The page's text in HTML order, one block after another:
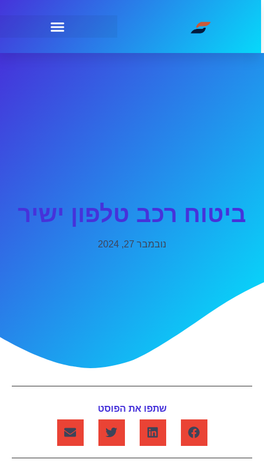
ביטוח רכב טלפון ישיר
נובמבר 27, 2024
שתפו את הפוסט